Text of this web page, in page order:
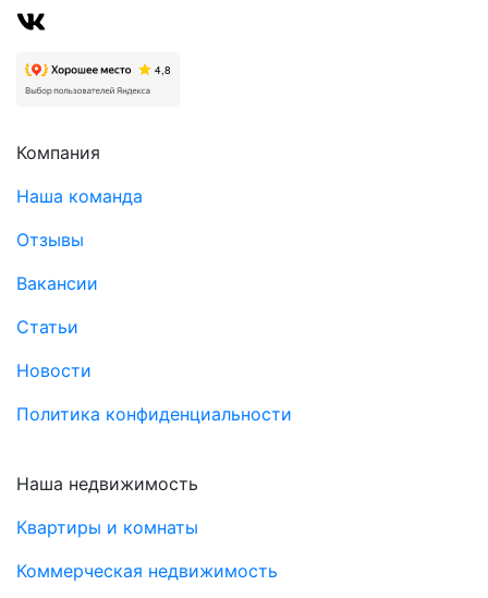
Компания
Наша команда
Отзывы
Вакансии
Статьи
Новости
Политика конфиденциальности
Наша недвижимость
Квартиры и комнаты
Коммерческая недвижимость